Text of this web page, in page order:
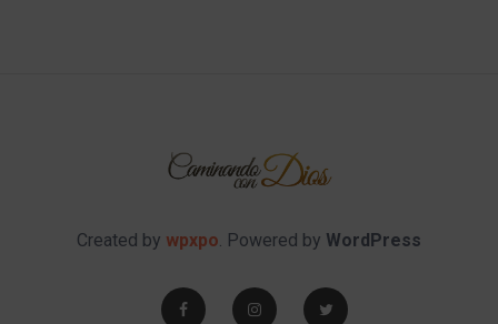
Created by wpxpo. Powered by WordPress